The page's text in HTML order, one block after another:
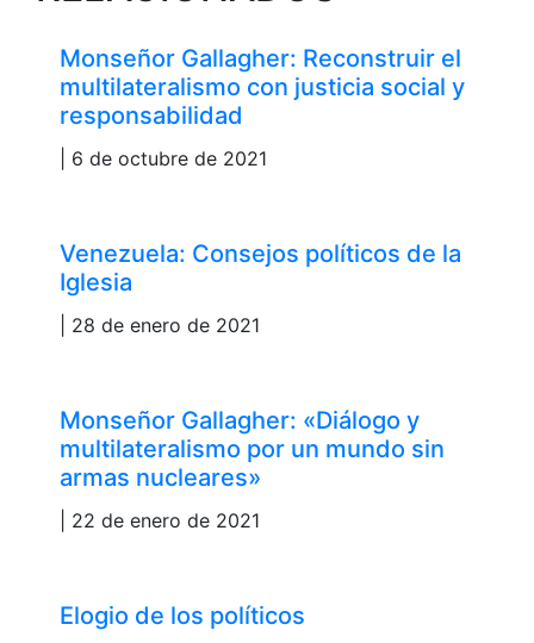
Monseñor Gallagher: Reconstruir el
multilateralismo con justicia social y
responsabilidad
| 6 de octubre de 2021
Venezuela: Consejos políticos de la
Iglesia
| 28 de enero de 2021
Monseñor Gallagher: «Diálogo y
multilateralismo por un mundo sin
armas nucleares»
| 22 de enero de 2021
Elogio de los políticos